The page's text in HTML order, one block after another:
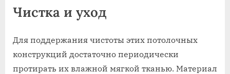
Чистка и уход
Для поддержания чистоты этих потолочных
конструкций достаточно периодически
протирать их влажной мягкой тканью. Материал